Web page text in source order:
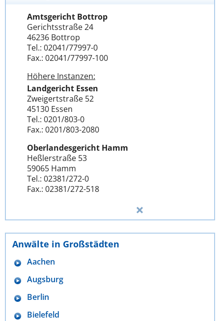
Amtsgericht Bottrop
Gerichtsstraße 24
46236 Bottrop
Tel.: 02041/77997-0
Fax.: 02041/77997-100
Höhere Instanzen:
Landgericht Essen
Zweigertstraße 52
45130 Essen
Tel.: 0201/803-0
Fax.: 0201/803-2080
Oberlandesgericht Hamm
Heßlerstraße 53
59065 Hamm
Tel.: 02381/272-0
Fax.: 02381/272-518
Anwälte in Großstädten
Aachen
Augsburg
Berlin
Bielefeld